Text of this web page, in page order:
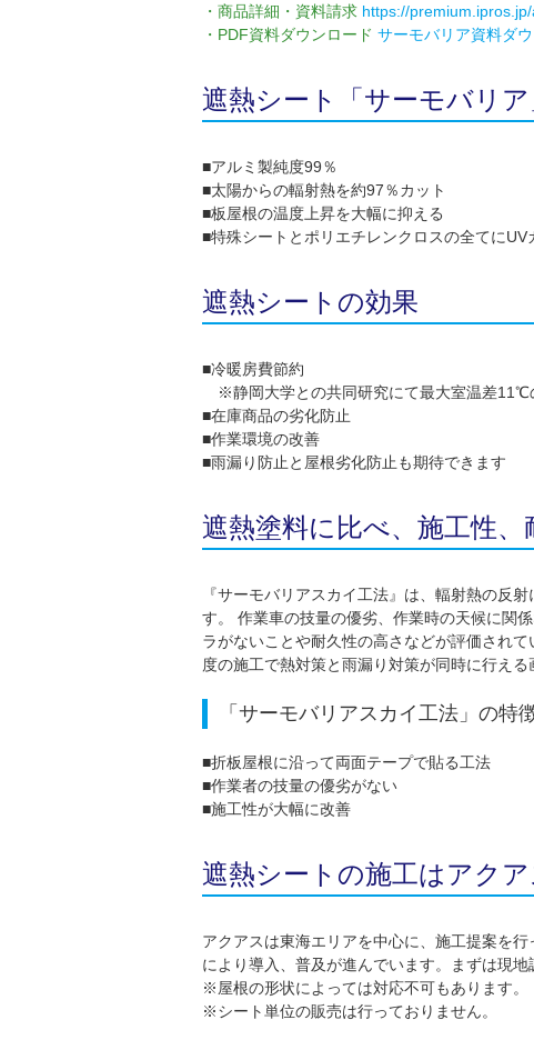
・商品詳細・資料請求 https://
・PDF資料ダウンロード サーモバリア資料ダ
遮熱シート「サーモバリ
■アルミ製純度99％
■太陽からの輻射熱を約97％カット
■板屋根の温度上昇を大幅に抑える
■特殊シートとポリエチレンクロスの全てにUV
遮熱シートの効果
■冷暖房費節約
※静岡大学との共同研究にて最大室温差11℃
■在庫商品の劣化防止
■作業環境の改善
■雨漏り防止と屋根劣化防止も期待できます
遮熱塗料に比べ、施工性、
『サーモバリアスカイ工法』は、輻射熱の反
す。 作業車の技量の優劣、作業時の天候に関
ラがないことや耐久性の高さなどが評価され
度の施工で熱対策と雨漏り対策が同時に行える
「サーモバリアスカイ工法」の特
■折板屋根に沿って両面テープで貼る工法
■作業者の技量の優劣がない
■施工性が大幅に改善
遮熱シートの施工はアク
アクアスは東海エリアを中心に、施工提案を
により導入、普及が進んでいます。まずは現
※屋根の形状によっては対応不可もあります。
※シート単位の販売は行っておりません。​